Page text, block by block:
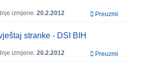
izmjene: 20.2.2012 Preuzmi
stranke - DSI BIH
izmjene: 20.2.2012 Preuzmi